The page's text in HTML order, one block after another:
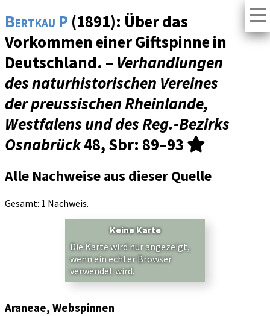
Bertkau P (1891): Über das
Vorkommen einer Giftspinne in
Deutschland. – Verhandlungen
des naturhistorischen Vereines
der preussischen Rheinlande,
Westfalens und des Reg.-Bezirks
Osnabrück48, Sbr: 89–93
Alle Nachweise aus dieser Quelle
Gesamt: 1 Nachweis.
Keine Karte
Die Karte wird nur angezeigt,
wenn ein echter Browser
verwendet wird.
Araneae, Webspinnen